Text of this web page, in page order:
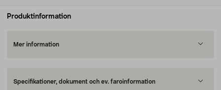
Produktinformation
Mer information
Specifikationer, dokument och ev. faroinformation